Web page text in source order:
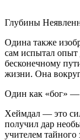
Глубины
Одина также
сам испытал
бесконечному
жизни. Она
Один как «бог» —
Хеймдал — это
получил дар
учителем